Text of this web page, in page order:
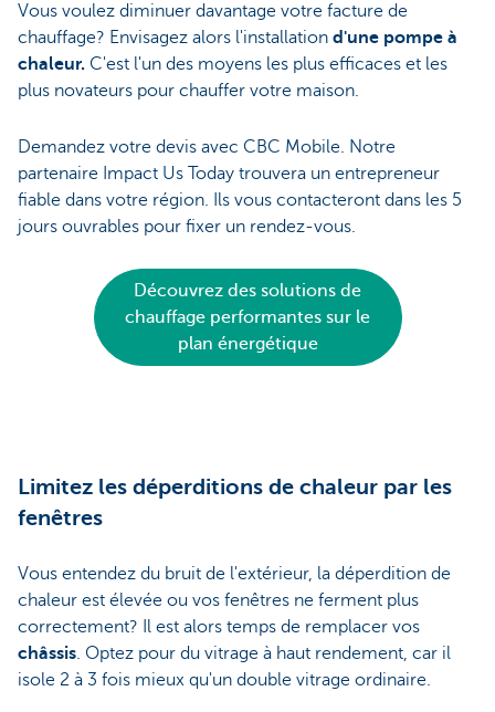
Vous voulez diminuer davantage votre facture de
chauffage? Envisagez alors l'installation d'une pompe à
chaleur. C'est l'un des moyens les plus efficaces et les
plus novateurs pour chauffer votre maison.
Demandez votre devis avec CBC Mobile. Notre
partenaire Impact Us Today trouvera un entrepreneur
fiable dans votre région. Ils vous contacteront dans les 5
jours ouvrables pour fixer un rendez-vous.
Découvrez des solutions de
chauffage performantes sur le
plan énergétique
Limitez les déperditions de chaleur par les
fenêtres
Vous entendez du bruit de l'extérieur, la déperdition de
chaleur est élevée ou vos fenêtres ne ferment plus
correctement? Il est alors temps de remplacer vos
châssis. Optez pour du vitrage à haut rendement, car il
isole 2 à 3 fois mieux qu'un double vitrage ordinaire.